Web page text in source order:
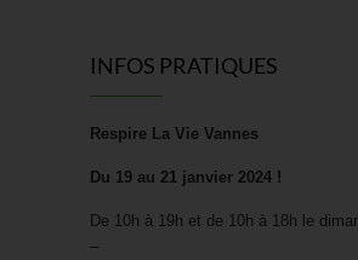
Craquer pour un bonbon
culpabiliser, et donner à
blanc raffiné : c’est la
INFOS PRATIQUES
Respire La Vie Vannes
Du 19 au 21 janvier 2024 !
De 10h à 19h et de 10h à 18h le
–